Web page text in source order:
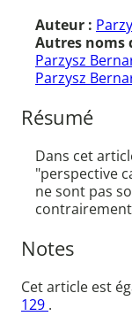
Auteur :
Autres noms
Parzysz
Parzysz
Résumé
Dans cet
"perspective
ne sont pas
Notes
Cet article est
129 .